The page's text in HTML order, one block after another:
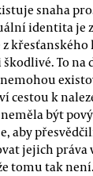
snaha
identita je
z
To na
cestou k
být
aby
jejich
tomu tak není.